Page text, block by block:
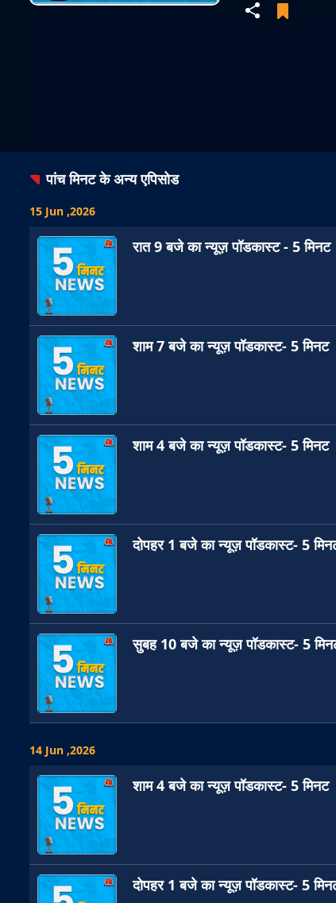
पांच मिनटके अन्य एपिसोड
15 Jun ,2026
रात 9 बजे का न्यूज़ पॉडकास्ट - 5 मिनट
शाम 7 बजे का न्यूज़ पॉडकास्ट- 5 मिनट
शाम 4 बजे का न्यूज़ पॉडकास्ट- 5 मिनट
दोपहर 1 बजे का न्यूज़ पॉडकास्ट- 5
सुबह 10 बजे का न्यूज़ पॉडकास्ट- 5
14 Jun ,2026
शाम 4 बजे का न्यूज़ पॉडकास्ट- 5 मिनट
दोपहर 1 बजे का न्यूज़ पॉडकास्ट- 5